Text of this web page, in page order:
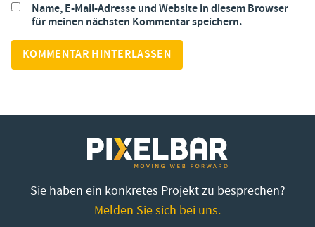
Name, E-Mail-Adresse und Website in diesem Browser
für meinen nächsten Kommentar speichern.
Sie haben ein konkretes Projekt zu besprechen?
Melden Sie sich bei uns.